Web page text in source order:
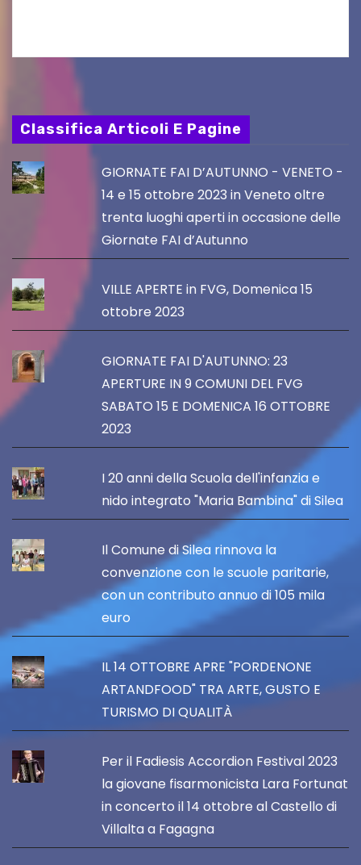
Classifica Articoli E Pagine
GIORNATE FAI D’AUTUNNO - VENETO -
14 e 15 ottobre 2023 in Veneto oltre
trenta luoghi aperti in occasione delle
Giornate FAI d’Autunno
VILLE APERTE in FVG, Domenica 15
ottobre 2023
GIORNATE FAI D'AUTUNNO: 23
APERTURE IN 9 COMUNI DEL FVG
SABATO 15 E DOMENICA 16 OTTOBRE
2023
I 20 anni della Scuola dell'infanzia e
nido integrato "Maria Bambina" di Silea
Il Comune di Silea rinnova la
convenzione con le scuole paritarie,
con un contributo annuo di 105 mila
euro
IL 14 OTTOBRE APRE "PORDENONE
ARTANDFOOD" TRA ARTE, GUSTO E
TURISMO DI QUALITÀ
Per il Fadiesis Accordion Festival 2023
la giovane fisarmonicista Lara Fortunat
in concerto il 14 ottobre al Castello di
Villalta a Fagagna